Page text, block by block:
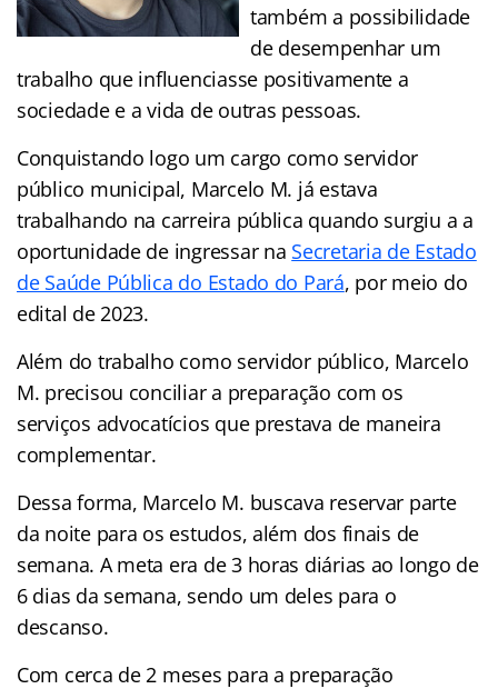
também a possibilidade
de desempenhar um
trabalho que influenciasse positivamente a
sociedade e a vida de outras pessoas.
Conquistando logo um cargo como servidor
público municipal, Marcelo M. já estava
trabalhando na carreira pública quando surgiu a a
oportunidade de ingressar na Secretaria de Estado
de Saúde Pública do Estado do Pará, por meio do
edital de 2023.
Além do trabalho como servidor público, Marcelo
M. precisou conciliar a preparação com os
serviços advocatícios que prestava de maneira
complementar.
Dessa forma, Marcelo M. buscava reservar parte
da noite para os estudos, além dos finais de
semana. A meta era de 3 horas diárias ao longo de
6 dias da semana, sendo um deles para o
descanso.
Com cerca de 2 meses para a preparação